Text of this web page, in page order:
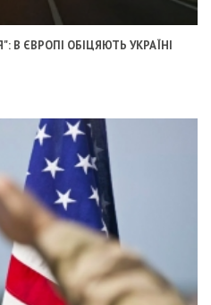
В ЄВРОПІ ОБІЦЯЮТЬ УКРАЇНІ